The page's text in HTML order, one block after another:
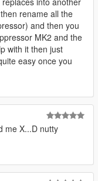
rename all the
and then you
MK2 and the
with it then just
easy once you
me X...D nutty